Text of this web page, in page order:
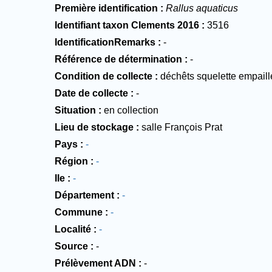
Première identification
Rallus aquaticus
Identifiant taxon Clements 2016
3516
IdentificationRemarks
-
Référence de détermination
-
Condition de collecte
déchêts squelette
Date de collecte
-
Situation
en collection
Lieu de stockage
salle François Prat
Pays
-
Région
-
Ile
-
Département
-
Commune
-
Localité
-
Source
-
Prélèvement ADN
-